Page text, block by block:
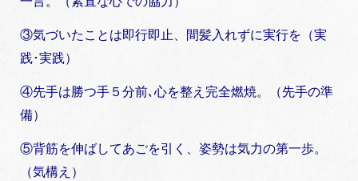
③気づいたことは即行即止、間髪入れずに実行を（実
践･実践）
④先手は勝つ手５分前､心を整え完全燃焼。（先手の準
備）
⑤背筋を伸ばしてあごを引く、姿勢は気力の第一歩。
（気構え）